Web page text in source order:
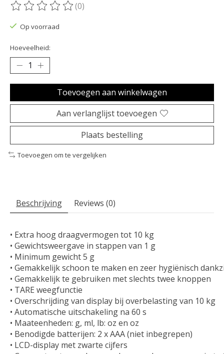
De beoordeling van dit product is
(0)
Op voorraad
Hoeveelheid:
Toevoegen aan winkelwagen
Aan verlanglijst toevoegen
Plaats bestelling
Toevoegen om te vergelijken
Beschrijving Reviews (0)
• Extra hoog draagvermogen tot 10 kg
• Gewichtsweergave in stappen van 1 g
• Minimum gewicht 5 g
• Gemakkelijk schoon te maken en zeer hygiënisch
• Gemakkelijk te gebruiken met slechts twee knoppen
• TARE weegfunctie
• Overschrijding van display bij overbelasting van 10 kg
• Automatische uitschakeling na 60 s
• Maateenheden: g, ml, lb: oz en oz
• Benodigde batterijen: 2 x AAA (niet inbegrepen)
• LCD-display met zwarte cijfers